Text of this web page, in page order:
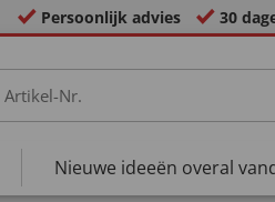
Persoonlijk advies 30
Nieuwe ideeën overal